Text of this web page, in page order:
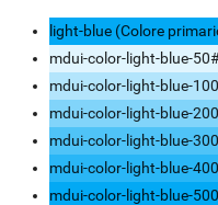
light-blue (Colore
mdui-color-light-blue-50
mdui-color-light-blue-100
mdui-color-light-blue-200
mdui-color-light-blue-300
mdui-color-light-blue-400
mdui-color-light-blue-500